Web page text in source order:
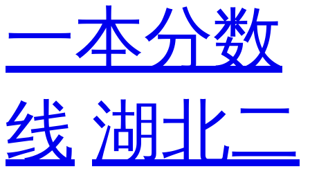
一本分数
线 湖北二